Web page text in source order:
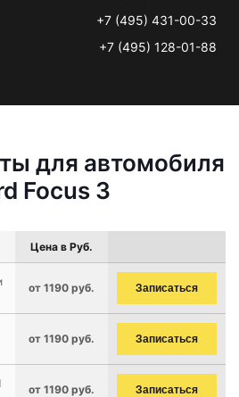
+7 (495) 431-00-33
+7 (495) 128-01-88
для автомобиля
Focus 3
Цена в Руб.
от 1190 руб. Записаться
от 1190 руб. Записаться
от 1190 руб. Записаться